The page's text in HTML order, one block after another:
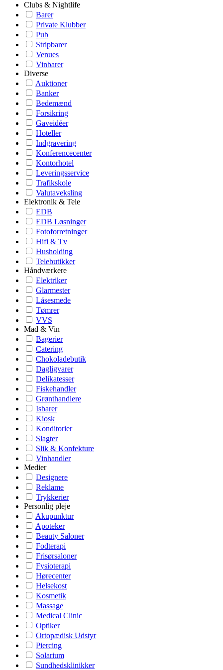
Clubs & Nightlife
Barer
Private Klubber
Pub
Stripbarer
Venues
Vinbarer
Diverse
Auktioner
Banker
Bedemænd
Forsikring
Gaveidéer
Hoteller
Indgravering
Konferencecenter
Kontorhotel
Leveringsservice
Trafikskole
Valutaveksling
Elektronik & Tele
EDB
EDB Løsninger
Fotoforretninger
Hifi & Tv
Husholding
Telebutikker
Håndværkere
Elektriker
Glarmester
Låsesmede
Tømrer
VVS
Mad & Vin
Bagerier
Catering
Chokoladebutik
Dagligvarer
Delikatesser
Fiskehandler
Grønthandlere
Isbarer
Kiosk
Konditorier
Slagter
Slik & Konfekture
Vinhandler
Medier
Designere
Reklame
Trykkerier
Personlig pleje
Akupunktur
Apoteker
Beauty Saloner
Fodterapi
Frisørsaloner
Fysioterapi
Hørecenter
Helsekost
Kosmetik
Massage
Medical Clinic
Optiker
Ortopædisk Udstyr
Piercing
Solarium
Sundhedsklinikker